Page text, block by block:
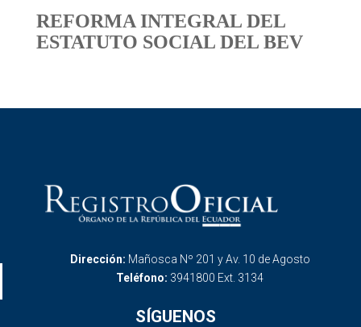
REFORMA INTEGRAL DEL
ESTATUTO SOCIAL DEL BEV
Dirección: Mañosca Nº 201 y Av. 10 de Agosto
Teléfono: 3941800 Ext. 3134
SÍGUENOS